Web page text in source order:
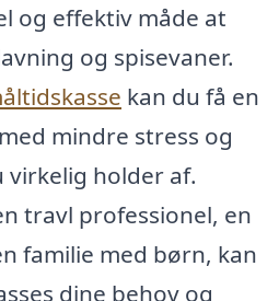
og effektiv måde at
og spisevaner.
kan du få en
mindre stress og
holder af.
travl professionel, en
familie med børn, kan
dine behov og